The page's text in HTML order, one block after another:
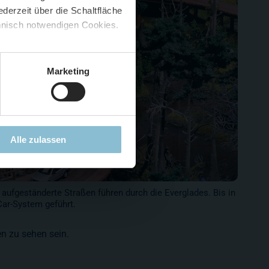
über die Schaltfläche
notwendigen Cookies.
Marketing
Alle zulassen
Straßen führen durch die Everglades. Bis in
System geführt.
zu sehen sein.